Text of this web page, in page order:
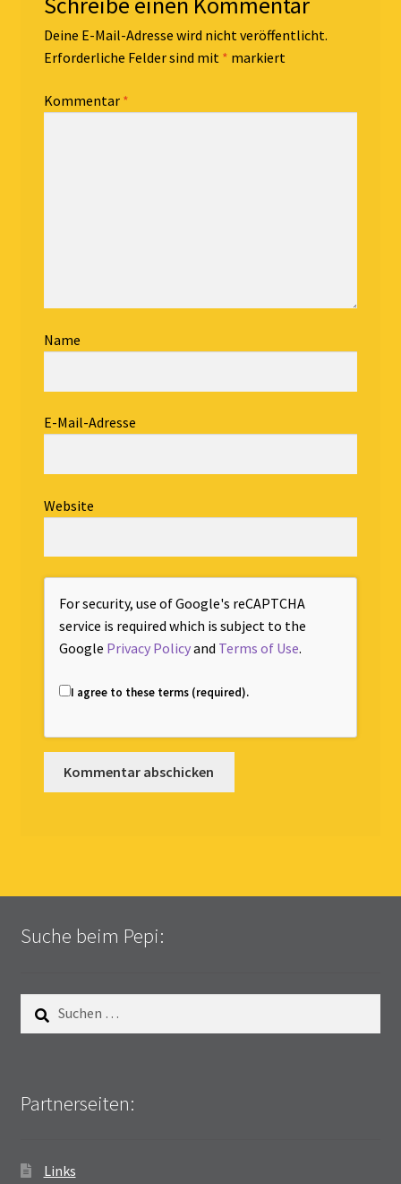
Deine E-Mail-Adresse wird nicht veröffentlicht.
Erforderliche Felder sind mit * markiert
Kommentar *
Name
E-Mail-Adresse
Website
For security, use of Google's reCAPTCHA
service is required which is subject to the
Google Privacy Policyand Terms of Use.
I agree to these terms (required).
Suche beim Pepi:
nach:
Partnerseiten:
Links